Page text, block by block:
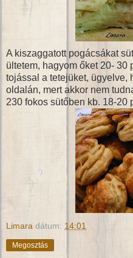
A kiszaggatott pogácsákat
ültetem, hagyom őket 20- 30
tojással a tetejüket, ügyelve,
oldalán, mert akkor nem
230 fokos sütőben kb. 18-20
Limara dátum: 14:01
Megosztás